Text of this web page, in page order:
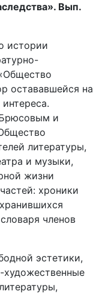
Вып.
истории
остававшейся на
и
литературы,
и музыки,
жизни
хроники
членов
эстетики,